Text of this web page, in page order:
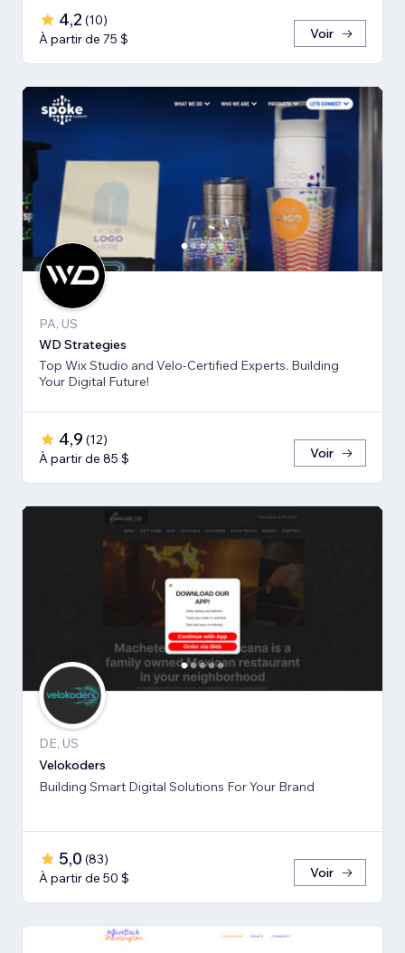
4,2 (10)
À partir de 75 $
Voir
PA, US
WD Strategies
Top Wix Studio and Velo-Certified Experts. Building
Your Digital Future!
4,9 (12)
À partir de 85 $
Voir
DE, US
Velokoders
Building Smart Digital Solutions For Your Brand
5,0 (83)
À partir de 50 $
Voir